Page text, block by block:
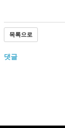
목록으로
댓글